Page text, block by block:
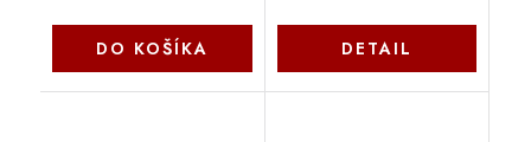
DO KOŠÍKA DETAIL